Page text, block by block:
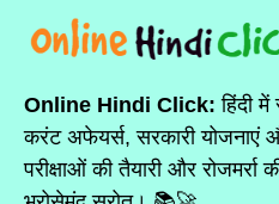
Online Hindi Click: हिंदी में
करंट अफेयर्स, सरकारी योजनाएं
परीक्षाओं की तैयारी और